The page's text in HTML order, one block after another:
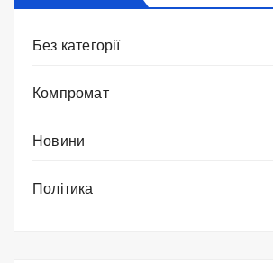
Без категорії
Компромат
Новини
Політика